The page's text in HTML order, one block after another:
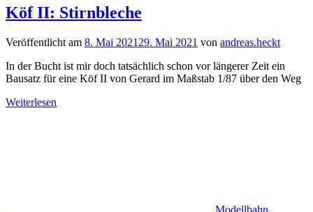
Köf II: Stirnbleche
Veröffentlicht am 8. Mai 2021 29. Mai 2021 von andreas.heckt
In der Bucht ist mir doch tatsächlich schon vor längerer Zeit ein
Bausatz für eine Köf II von Gerard im Maßstab 1/87 über den Weg
Weiterlesen
Modellbahn,